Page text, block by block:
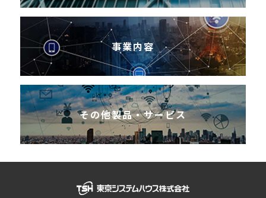
事業内容
その他製品・サービス